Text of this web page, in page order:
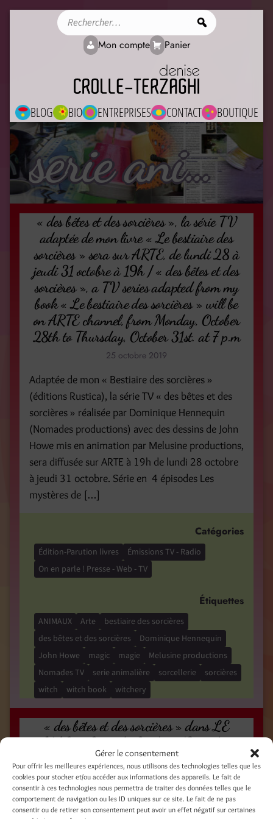
Gérer le consentement
Pour offrir les meilleures expériences, nous utilisons des technologies telles que les
cookies pour stocker et/ou accéder aux informations des appareils. Le fait de
consentir à ces technologies nous permettra de traiter des données telles que le
comportement de navigation ou les ID uniques sur ce site. Le fait de ne pas
consentir ou de retirer son consentement peut avoir un effet négatif sur certaines
BLOG BIO ENTREPRISES CONTACT BOUTIQUE
Mon compte Panier
serie animalière
« des bêtes et des sorcières », la série TV
adaptée de mon livre « Le bestiaire des
sorcières » sera sur ARTE, de lundi 28 à
jeudi 31 octobre à 19h / « des bêtes et des
sorcières », a TV series adapted from my
book « Le bestiaire des sorcières » will be
on ARTE channel, from Monday, October
28th to Thursday, October 31st. at 7 p.m
25 octobre 2019
Adaptée de mon « Bestiaire des sorcières »
(éditions Rustica), la série TV « des bêtes et des
sorcières » réalisée par Dominique Hennequin
(Nomades productions) avec des dessins de John
Howe mis en animation par Melusine productions,
sera diffusée sur ARTE à 19h de lundi 28 octobre
à jeudi 31 octobre. Série en 4 épisodes Les
mystères de […]
Catégories
Édition-Parution livres
Émissions TV - Radio
On en parle ! Presse - Web - TV
Étiquettes
ANIMAUX Arte
bestiaire des sorcières
des bêtes et des sorcières
Dominique Hennequin
John Howe
magic magie
Melusine productions
Nomades TV
serie animalière sorcellerie
sorcières
witch
witch book witchery
« des bêtes et des sorcières » dans LE
MAG – Gwenola Guidé – 13 octobre
2019 / « des bêtes et des sorcières » in LE
MAG – Gwenola Guidé – October 13,
2019
15 octobre 2019